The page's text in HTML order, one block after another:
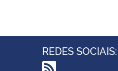
REDES SOCIAIS: